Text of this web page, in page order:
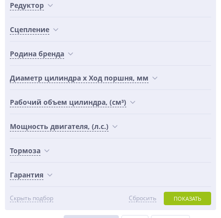
Редуктор
Сцепление
Родина бренда
Диаметр цилиндра х Ход поршня, мм
Рабочий объем цилиндра, (см³)
Мощность двигателя, (л.с.)
Тормоза
Гарантия
Скрыть подбор ПОКАЗАТЬ
Сбросить